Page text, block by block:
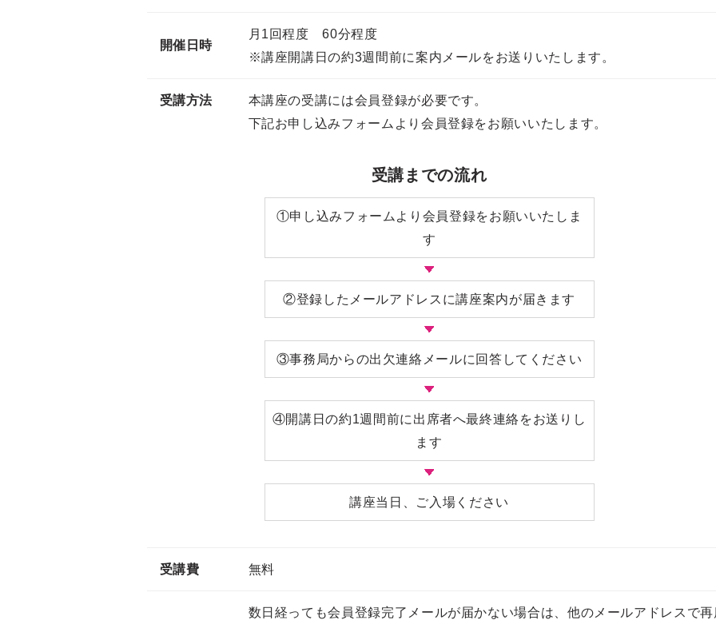
開催日時
月1回程度 60分程度
※講座開講日の約3週間前に案内メールをお送りいたします。
受講方法
本講座の受講には会員登録が必要です。
下記お申し込みフォームより会員登録をお願いいたします。
受講までの流れ
①申し込みフォームより会員登録をお願いいたしま
す
②登録したメールアドレスに講座案内が届きます
③事務局からの出欠連絡メールに回答してください
④開講日の約1週間前に出席者へ最終連絡をお送りし
ます
講座当日、ご入場ください
受講費 無料
数日経っても会員登録完了メールが届かない場合は、他のメールアドレスで再